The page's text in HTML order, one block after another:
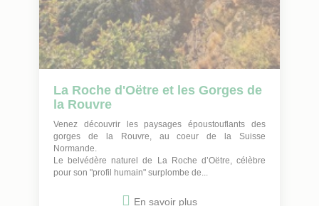
La Roche d'Oëtre et les Gorges de
la Rouvre
Venez découvrir les paysages époustouflants des
gorges de la Rouvre, au coeur de la Suisse
Normande.
Le belvédère naturel de La Roche d’Oëtre, célèbre
pour son "profil humain" surplombe de...
En savoir plus